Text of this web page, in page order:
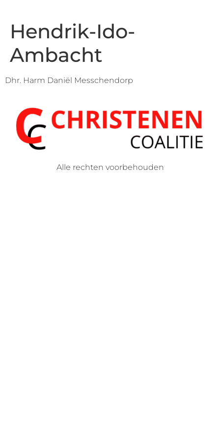
Hendrik-Ido-
Ambacht
Dhr. Harm Daniël Messchendorp
Alle rechten voorbehouden